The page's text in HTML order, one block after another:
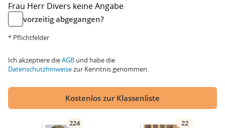
Frau Herr Divers keine Angabe
vorzeitig abgegangen?
* Pflichtfelder
Ich akzeptiere dieAGB und habe die
Datenschutzhinweisezur Kenntnis genommen.
Kostenlos zur Klassenliste
224 22